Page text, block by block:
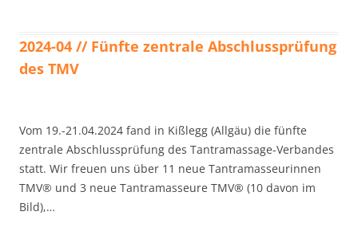
2024-04 // Fünfte zentrale Abschlussprüfung
des TMV
Vom 19.-21.04.2024 fand in Kißlegg (Allgäu) die fünfte
zentrale Abschlussprüfung des Tantramassage-Verbandes
statt. Wir freuen uns über 11 neue Tantramasseurinnen
TMV® und 3 neue Tantramasseure TMV® (10 davon im
Bild),…